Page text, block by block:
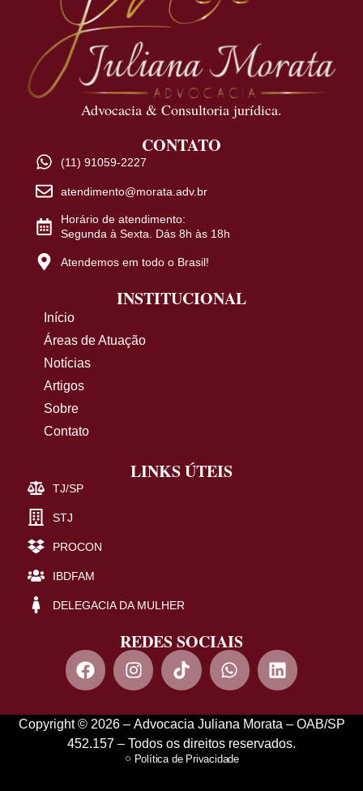
Advocacia & Consultoria jurídica.
CONTATO
(11) 91059-2227
atendimento@morata.adv.br
Horário de atendimento:
Segunda à Sexta. Dás 8h às 18h
Atendemos em todo o Brasil!
INSTITUCIONAL
Início
Áreas de Atuação
Notícias
Artigos
Sobre
Contato
LINKS ÚTEIS
TJ/SP
STJ
PROCON
IBDFAM
DELEGACIA DA MULHER
REDES SOCIAIS
Copyright © 2026 – Advocacia Juliana Morata – OAB/SP
452.157 – Todos os direitos reservados.
Política de Privacidade